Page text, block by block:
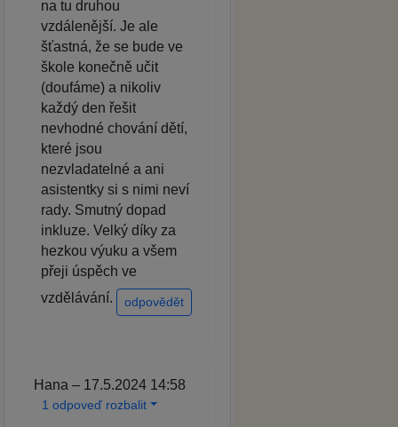
na tu druhou
vzdálenější. Je ale
šťastná, že se bude ve
škole konečně učit
(doufáme) a nikoliv
každý den řešit
nevhodné chování dětí,
které jsou
nezvladatelné a ani
asistentky si s nimi neví
rady. Smutný dopad
inkluze. Velký díky za
hezkou výuku a všem
přeji úspěch ve
vzdělávání.
odpovědět
Hana – 17.5.2024 14:58
1 odpoveď rozbalit